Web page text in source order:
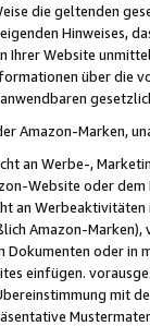
die geltenden
Hinweises,
Ihrer Website
über die
Amazon-Marken,
an Werbe-,
Website oder
an
Amazon-
Dokumenten oder in
einfügen.
mit